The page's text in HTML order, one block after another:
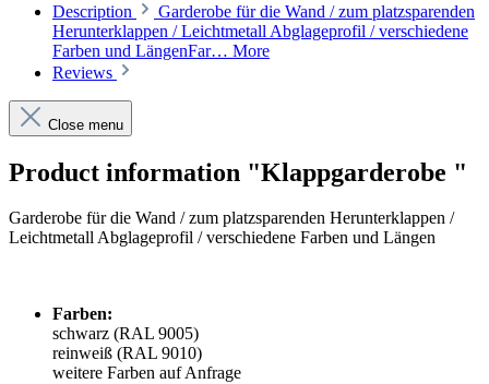
Description
Garderobe für die Wand / zum platzsparenden
Herunterklappen / Leichtmetall Abglageprofil / verschiedene
Farben und LängenFar… More
Reviews
Close menu
Product information "Klappgarderobe "
Garderobe für die Wand / zum platzsparenden Herunterklappen /
Leichtmetall Abglageprofil / verschiedene Farben und Längen
Farben:
schwarz (RAL 9005)
reinweiß (RAL 9010)
weitere Farben auf Anfrage